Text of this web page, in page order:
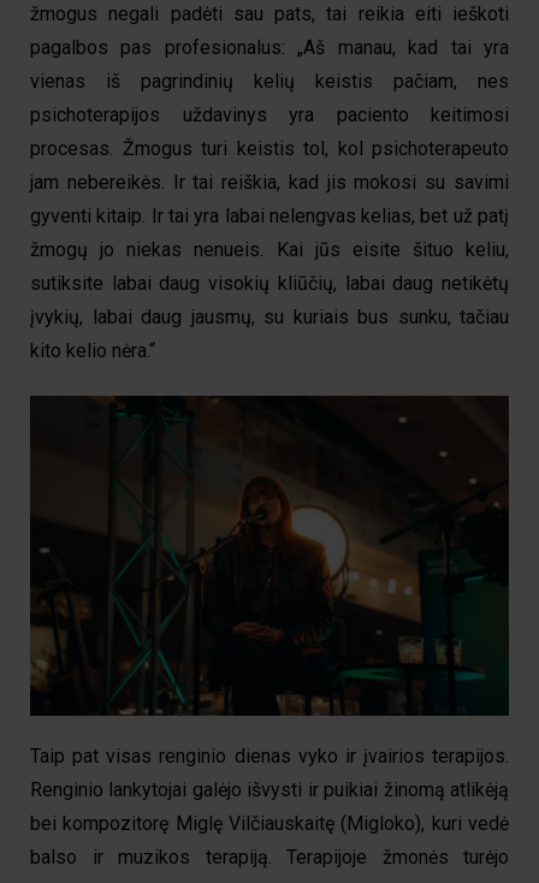
žmogus negali padėti sau pats, tai reikia eiti ieškoti
pagalbos pas profesionalus: „Aš manau, kad tai yra
vienas iš pagrindinių kelių keistis pačiam, nes
psichoterapijos uždavinys yra paciento keitimosi
procesas. Žmogus turi keistis tol, kol psichoterapeuto
jam nebereikės. Ir tai reiškia, kad jis mokosi su savimi
gyventi kitaip. Ir tai yra labai nelengvas kelias, bet už patį
žmogų jo niekas nenueis. Kai jūs eisite šituo keliu,
sutiksite labai daug visokių kliūčių, labai daug netikėtų
įvykių, labai daug jausmų, su kuriais bus sunku, tačiau
kito kelio nėra.“
Taip pat visas renginio dienas vyko ir įvairios terapijos.
Renginio lankytojai galėjo išvysti ir puikiai žinomą atlikėją
bei kompozitorę Miglę Vilčiauskaitę (Migloko), kuri vedė
balso ir muzikos terapiją. Terapijoje žmonės turėjo